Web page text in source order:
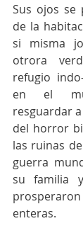
Sus ojos se
de la
si misma
otrora
refugio
en el
resguardar
del horror
las ruinas
guerra
su familia
enteras.